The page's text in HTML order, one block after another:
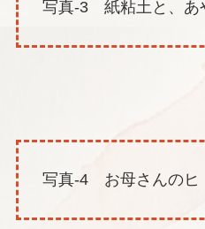
写真-3 紙粘土と、あ
写真-4 お母さんのヒ